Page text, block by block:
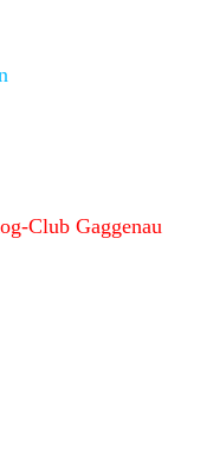
Club Gaggenau